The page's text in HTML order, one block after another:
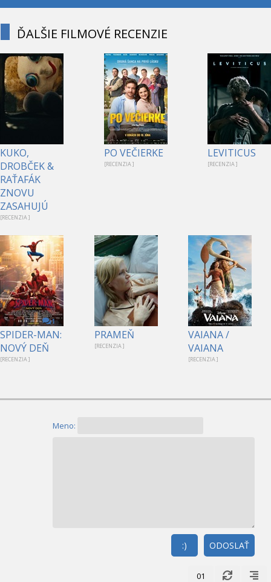
ĎALŠIE FILMOVÉ RECENZIE
KUKO,
DROBČEK &
RAŤAFÁK
ZNOVU
ZASAHUJÚ
[RECENZIA ]
PO VEČIERKE
[RECENZIA ]
LEVITICUS
[RECENZIA ]
1
SPIDER-MAN:
NOVÝ DEŇ
[RECENZIA ]
PRAMEŇ
[RECENZIA ]
VAIANA /
VAIANA
[RECENZIA ]
Meno:
ODOSLAŤ
:)
01